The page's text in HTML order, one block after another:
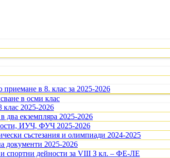
приемане в 8. клас за 2025-2026
в осми клас
клас 2025-2026
два екземпляра 2025-2026
ИУЧ, ФУЧ 2025-2026
състезания и олимпиади 2024-2025
документи 2025-2026
спортни дейности за VIII З кл. – ФЕ-ЛЕ